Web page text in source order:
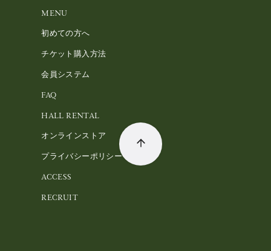
MENU
初めての方へ
チケット購入方法
会員システム
FAQ
HALL RENTAL
オンラインストア
プライバシーポリシー
ACCESS
RECRUIT